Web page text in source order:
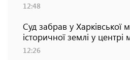
12:48
Суд забрав у Харківської
історичної землі у центрі
12:26